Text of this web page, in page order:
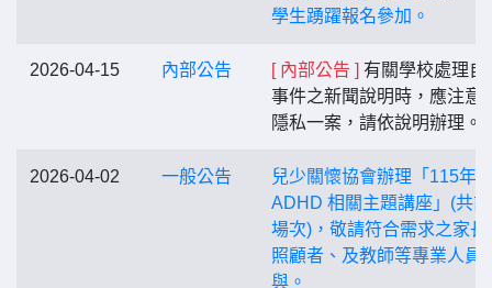
學生踴躍報名參加。
2026-04-15 內部公告 [ 內部公告 ] 有關學校處理自
事件之新聞說明時，應注意
隱私一案，請依說明辦理。
2026-04-02 一般公告
兒少關懷協會辦理「115年
ADHD 相關主題講座」(共
場次)，敬請符合需求之家長
照顧者、及教師等專業人員
與。